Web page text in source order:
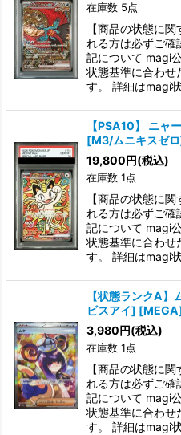
在庫数 5点
【商品の状態に
れる方は必ずご確
記について magi
状態基準に合わせ
す。 詳細はmagi
【PSA10】 ニ
[M3/ムニキスゼ
19,800円(税込)
在庫数 1点
【商品の状態に
れる方は必ずご確
記について magi
状態基準に合わせ
す。 詳細はmagi
【状態ランクA
ビスアイ]
3,980円(税込)
在庫数 1点
【商品の状態に
れる方は必ずご確
記について magi
状態基準に合わせ
す。 詳細はmagi